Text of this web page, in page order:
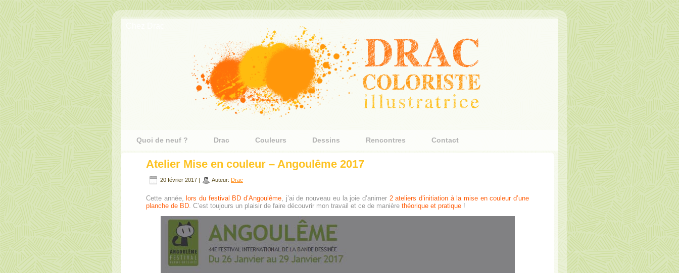
Quoi de neuf ? Drac Couleurs Dessins Rencontres Contact
Atelier Mise en couleur – Angoulême 2017
20 février 2017 | Auteur: Drac
Cette année, lors du festival BD d’Angoulême, j’ai de nouveau eu la joie d’animer 2 ateliers d’initiation à la mise en couleur d’une
planche de BD. C’est toujours un plaisir de faire découvrir mon travail et ce de manière théorique et pratique !